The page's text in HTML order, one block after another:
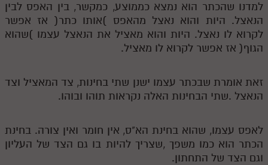
למדנו שהכתר הוא נמצא כממוצע, כמקשר, בין האפס לבין
הנאצל. היות והוא נאצל מהאפס )אותו כתר( אז אפשר
לקרוא לו נאצל. היות והוא מאציל את הנאצל עצמו )שהוא
הגוף( אז אפשר לקרוא לו מאציל.
זאת אומרת שבכתר עצמו ישנן שתי בחינות, צד המאציל וצד
הנאצל .שתי הבחינות האלה נקראות תוהו ובוהו.
לאפס עצמו, שהוא בחינת הא"ס, אין חומר ואין צורה. בחינת
הכתר הוא כמו משפך ,שצריך להיות בו גם הצד של העליון
וגם הצד של התחתון.